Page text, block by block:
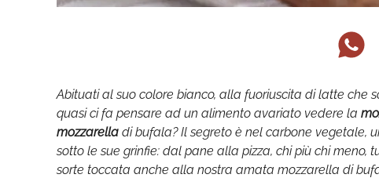
Abituati al suo colore bianco, alla fuoriuscita di latte che
quasi ci fa pensare ad un alimento avariato vedere la
mozzarella di bufala? Il segreto è nel carbone vegetale,
sotto le sue grinfie: dal pane alla pizza, chi più chi meno,
sorte toccata anche alla nostra amata mozzarella di